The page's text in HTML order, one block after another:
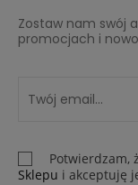
Zostaw nam swój
promocjach i
Potwierdzam,
Sklepu i akceptuję